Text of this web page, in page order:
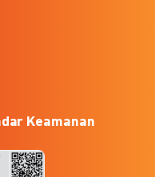
Keamanan